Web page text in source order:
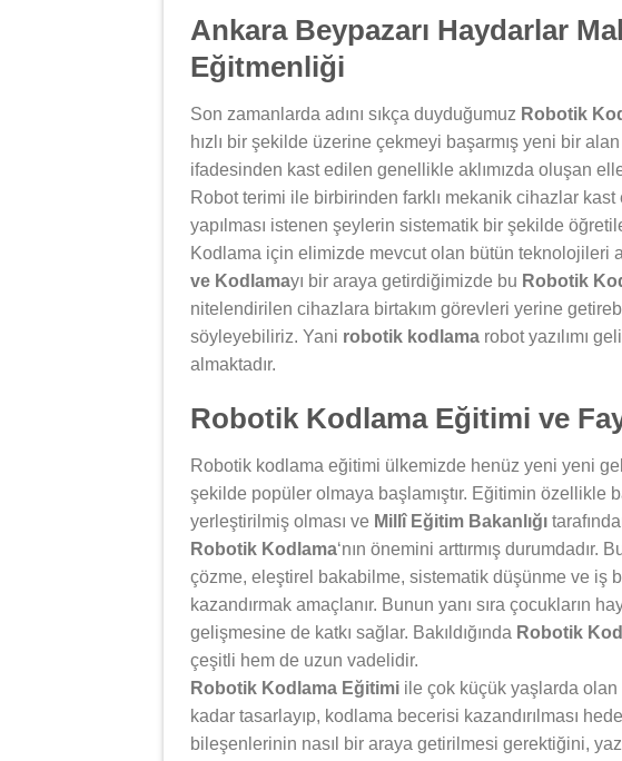
Ankara Beypazarı Haydarlar
Eğitmenliği
Son zamanlarda adını sıkça duyduğumuz Robotik
hızlı bir şekilde üzerine çekmeyi başarmış yeni bir
ifadesinden kast edilen genellikle aklımızda oluşan
Robot terimi ile birbirinden farklı mekanik cihazlar
yapılması istenen şeylerin sistematik bir şekilde
Kodlama için elimizde mevcut olan bütün teknolojileri
ve Kodlamayı bir araya getirdiğimizde bu Robotik
nitelendirilen cihazlara birtakım görevleri yerine
söyleyebiliriz. Yani robotik kodlama robot yazılımı
almaktadır.
Robotik Kodlama Eğitimi ve
Robotik kodlama eğitimi ülkemizde henüz yeni yeni
şekilde popüler olmaya başlamıştır. Eğitimin özellikle
yerleştirilmiş olması ve Millî Eğitim Bakanlığı
Robotik Kodlama‘nın önemini arttırmış
çözme, eleştirel bakabilme, sistematik düşünme ve iş
kazandırmak amaçlanır. Bunun yanı sıra çocukların
gelişmesine de katkı sağlar. Bakıldığında Robotik
çeşitli hem de uzun vadelidir.
Robotik Kodlama Eğitimi ile çok küçük yaşlarda
kadar tasarlayıp, kodlama becerisi kazandırılması
bileşenlerinin nasıl bir araya getirilmesi gerektiğini,